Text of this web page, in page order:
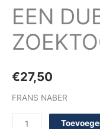
EEN
€27,50
FRANS NABER